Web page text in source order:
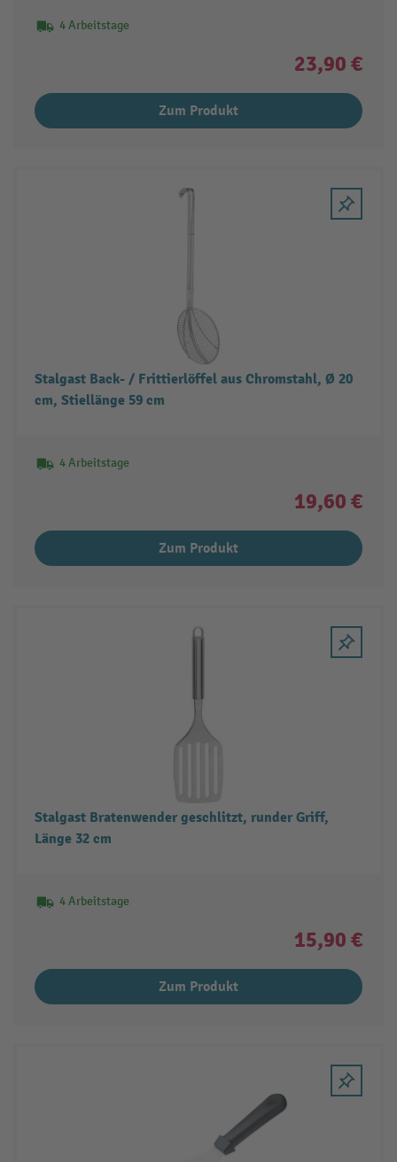
4 Arbeitstage
23,90 €
Zum Produkt
Stalgast Back- / Frittierlöffel aus Chromstahl, Ø 20
cm, Stiellänge 59 cm
4 Arbeitstage
19,60 €
Zum Produkt
Stalgast Bratenwender geschlitzt, runder Griff,
Länge 32 cm
4 Arbeitstage
15,90 €
Zum Produkt